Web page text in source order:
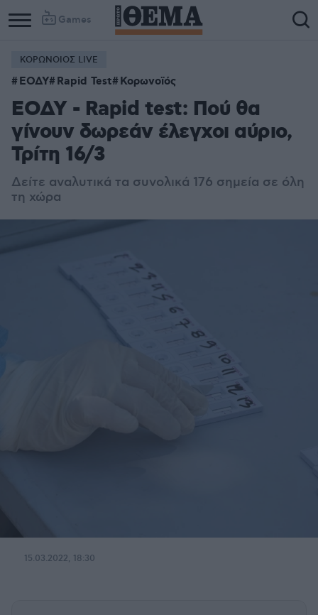
Games
Column
1
Column
2
ΚΟΡΩΝΟΙΟΣ LIVE
ΕΟΔΥ Rapid Test Κορωνοϊός
ΕΟΔΥ - Rapid test: Πού θα
γίνουν δωρεάν έλεγχοι αύριο,
Τρίτη 16/3
Δείτε αναλυτικά τα συνολικά 176 σημεία σε όλη
τη χώρα
15.03.2022, 18:30